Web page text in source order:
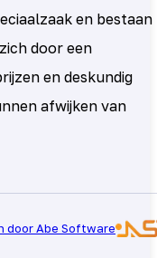
en bestaan
door een
en deskundig
afwijken van
door Abe Software